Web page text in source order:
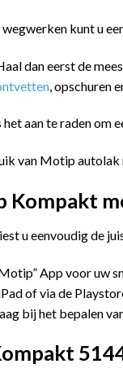
kunt u
dan eerst de
, opschuren
aan te raden om
van Motip
Kompakt
u eenvoudig de
App voor uw
of via de
bij het bepalen